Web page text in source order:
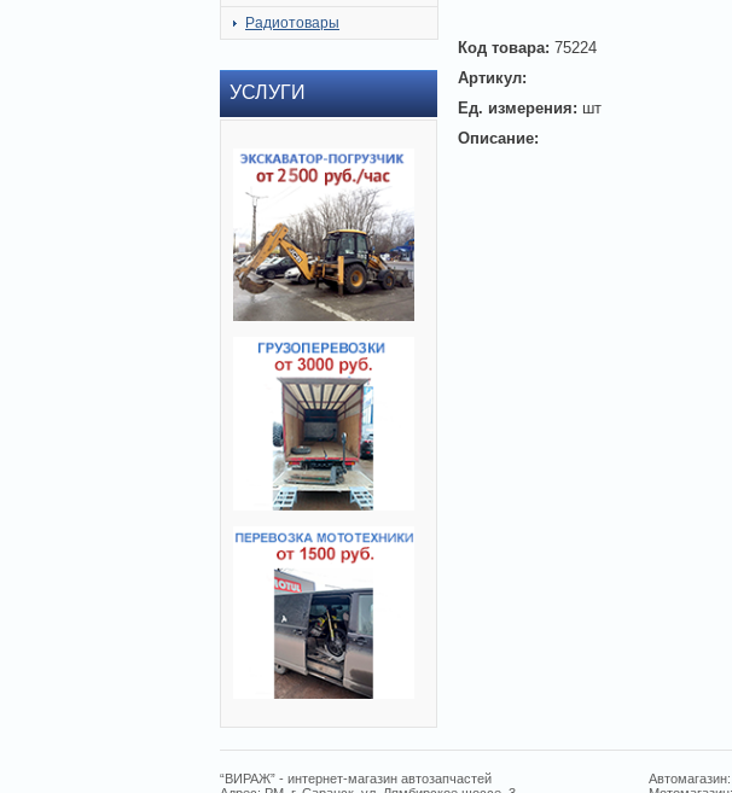
Радиотовары
УСЛУГИ
Код товара: 75224
Артикул:
Ед. измерения: шт
Описание:
“ВИРАЖ” - интернет-магазин автозапчастей